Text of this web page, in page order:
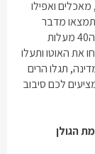
ואפילו
תמצאו מדבר
וחולות, מעלות שמטפסות מעלה מעלה וחוצות את ה40 מעלות
את האוטו ותעלו
תגלו הרים
לכם סיבוב
הגולן